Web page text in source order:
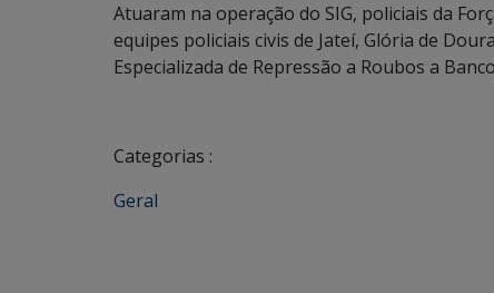
Atuaram na operação do SIG, policiais da
equipes policiais civis de Jateí, Glória de
Especializada de Repressão a Roubos a
Categorias :
Geral